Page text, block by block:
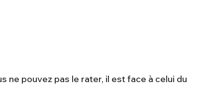
ne pouvez pas le rater, il est face à celui du